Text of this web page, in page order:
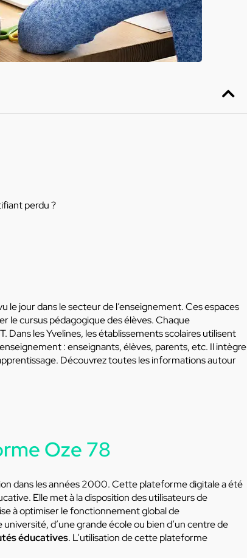
perdu ?
jour dans le secteur de l’enseignement. Ces espaces
le cursus pédagogique des élèves. Chaque
les Yvelines, les établissements scolaires utilisent
: enseignants, élèves, parents, etc. Il intègre
Découvrez toutes les informations autour
Oze 78
dans les années 2000. Cette plateforme digitale a été
Elle met à la disposition des utilisateurs de
à optimiser le fonctionnement global de
université, d’une grande école ou bien d’un centre de
éducatives. L’utilisation de cette plateforme